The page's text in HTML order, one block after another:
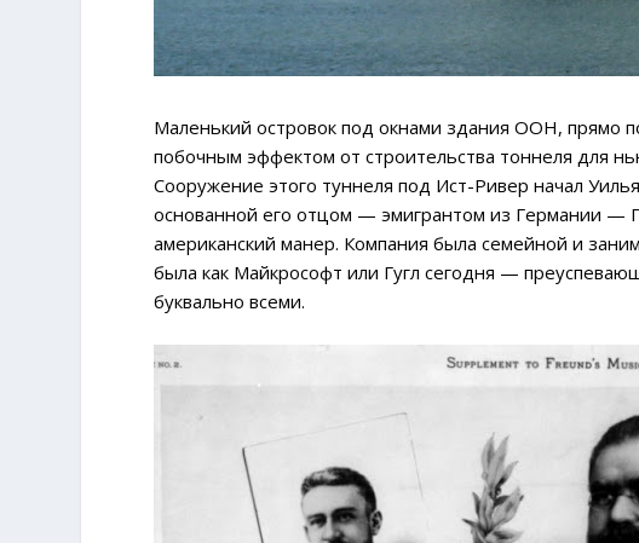
Маленький островок под окнами здания ООН, прямо
побочным эффектом от строительства тоннеля для
Сооружение этого туннеля под Ист-Ривер начал
основанной его отцом — эмигрантом из Германии
американский манер. Компания была семейной и
была как Майкрософт или Гугл сегодня —
буквально всеми.